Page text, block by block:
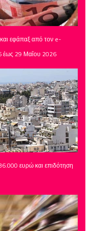
εφάπαξ από τον e-
29 Μαΐου 2026
ευρώ και επιδότηση